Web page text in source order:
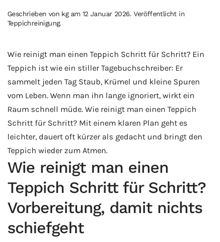
Geschrieben von kgam 12 Januar 2026. Veröffentlicht in
Teppichreinigung.
Wie reinigt man einen Teppich Schritt für Schritt? Ein
Teppich ist wie ein stiller Tagebuchschreiber: Er
sammelt jeden Tag Staub, Krümel und kleine Spuren
vom Leben. Wenn man ihn lange ignoriert, wirkt ein
Raum schnell müde. Wie reinigt man einen Teppich
Schritt für Schritt? Mit einem klaren Plan geht es
leichter, dauert oft kürzer als gedacht und bringt den
Teppich wieder zum Atmen.
Wie reinigt man einen
Teppich Schritt für Schritt?
Vorbereitung, damit nichts
schiefgeht